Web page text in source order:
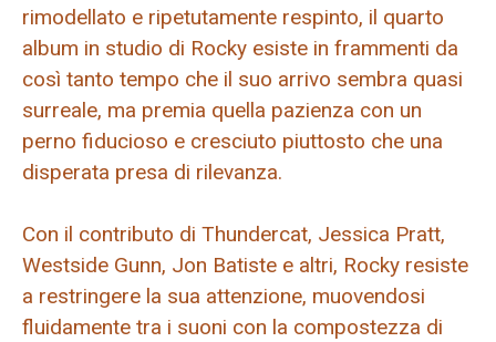
rimodellato e ripetutamente respinto, il quarto
album in studio di Rocky esiste in frammenti da
così tanto tempo che il suo arrivo sembra quasi
surreale, ma premia quella pazienza con un
perno fiducioso e cresciuto piuttosto che una
disperata presa di rilevanza.
Con il contributo di Thundercat, Jessica Pratt,
Westside Gunn, Jon Batiste e altri, Rocky resiste
a restringere la sua attenzione, muovendosi
fluidamente tra i suoni con la compostezza di